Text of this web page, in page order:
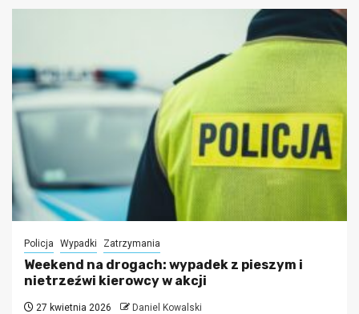
Policja Wypadki Zatrzymania
Weekend na drogach: wypadek z pieszym i
nietrzeźwi kierowcy w akcji
27 kwietnia 2026 Daniel Kowalski